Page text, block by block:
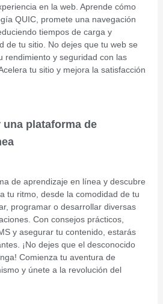
en la web. Aprende cómo
QUIC, promete una navegación
tiempos de carga y
de tu sitio. No dejes que tu web se
rendimiento y seguridad con las
tu sitio y mejora la satisfacción
plataforma de
de aprendizaje en línea y descubre
tu ritmo, desde la comodidad de tu
programar o desarrollar diversas
Con consejos prácticos,
y asegurar tu contenido, estarás
¡No dejes que el desconocido
Comienza tu aventura de
y únete a la revolución del